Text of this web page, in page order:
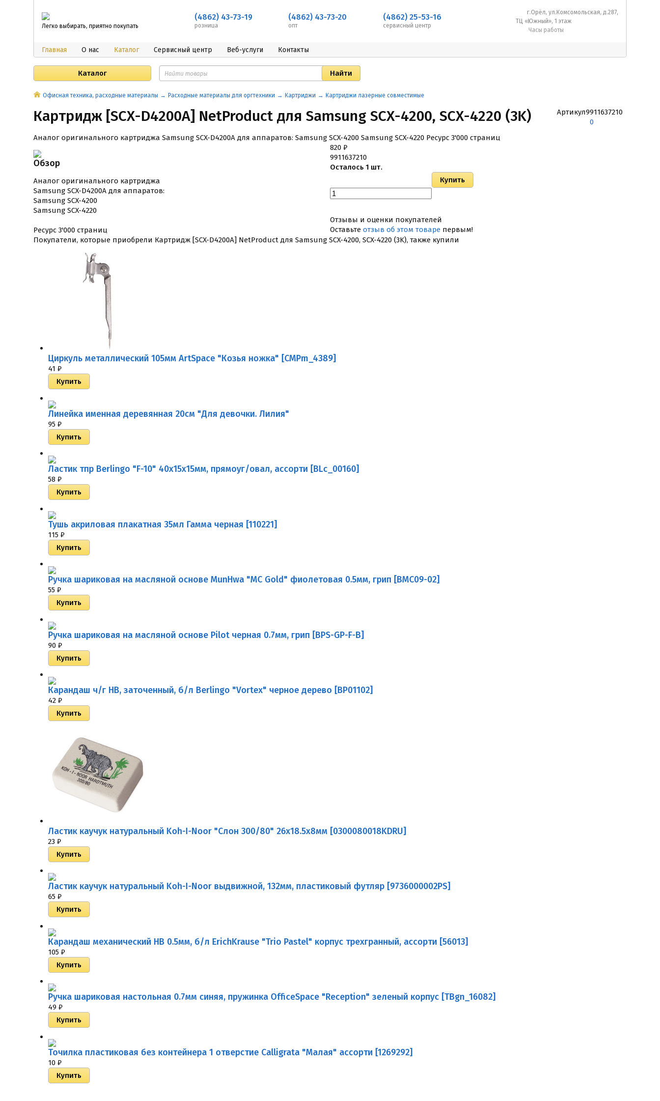
Легко выбирать, приятно покупать
(4862) 43-73-19
розница
(4862) 43-73-20
опт
(4862) 25-53-16
сервисный центр
г.Орёл, ул.Комсомольская, д.287,
ТЦ «Южный», 1 этаж
Часы работы
Главная О нас Каталог Сервисный центр Веб-услуги Контакты
Каталог
Офисная техника, расходные материалы Расходные материалы для оргтехники Картриджи Картриджи лазерные совместимые
Картридж [SCX-D4200A] NetProduct для Samsung SCX-4200, SCX-4220 (3K)
Аналог оригинального картриджа Samsung SCX-D4200A для аппаратов: Samsung SCX-4200 Samsung SCX-4220 Ресурс 3'000 страниц
Артикул9911637210
0
Обзор
Аналог оригинального картриджа
Samsung SCX-D4200A для аппаратов:
Samsung SCX-4200
Samsung SCX-4220
Ресурс 3'000 страниц
820 ₽
9911637210
Осталось 1 шт.
Отзывы и оценки покупателей
Оставьте отзыв об этом товаре первым!
Покупатели, которые приобрели Картридж [SCX-D4200A] NetProduct для Samsung SCX-4200, SCX-4220 (3K), также купили
Циркуль металлический 105мм ArtSpace "Козья ножка" [CMPm_4389]
41 ₽
Линейка именная деревянная 20см "Для девочки. Лилия"
95 ₽
Ластик тпр Berlingo "F-10" 40х15х15мм, прямоуг/овал, ассорти [BLc_00160]
58 ₽
Тушь акриловая плакатная 35мл Гамма черная [110221]
115 ₽
Ручка шариковая на масляной основе MunHwa "MC Gold" фиолетовая 0.5мм, грип [BMC09-02]
55 ₽
Ручка шариковая на масляной основе Pilot черная 0.7мм, грип [BPS-GP-F-B]
90 ₽
Карандаш ч/г HB, заточенный, б/л Berlingo "Vortex" черное дерево [BP01102]
42 ₽
Ластик каучук натуральный Koh-I-Noor "Слон 300/80" 26х18.5х8мм [0300080018KDRU]
23 ₽
Ластик каучук натуральный Koh-I-Noor выдвижной, 132мм, пластиковый футляр [9736000002PS]
65 ₽
Карандаш механический НВ 0.5мм, б/л ErichKrause "Trio Pastel" корпус трехгранный, ассорти [56013]
105 ₽
Ручка шариковая настольная 0.7мм синяя, пружинка OfficeSpace "Reception" зеленый корпус [TBgn_16082]
49 ₽
Точилка пластиковая без контейнера 1 отверстие Calligrata "Малая" ассорти [1269292]
10 ₽